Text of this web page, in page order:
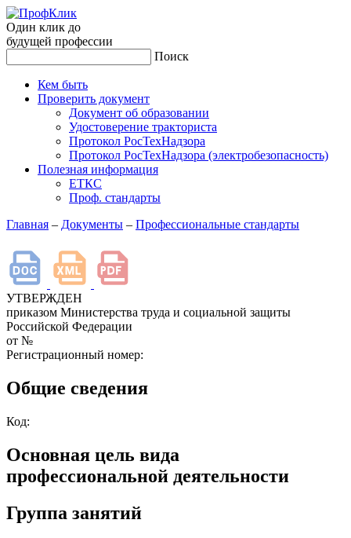
Один клик до
будущей профессии
Поиск
Кем быть
Проверить документ
Документ об образовании
Удостоверение тракториста
Протокол РосТехНадзора
Протокол РосТехНадзора (электробезопасность)
Полезная информация
ЕТКС
Проф. стандарты
Главная – Документы – Профессиональные стандарты
УТВЕРЖДЕН
приказом Министерства труда и социальной защиты
Российской Федерации
от №
Регистрационный номер:
Общие сведения
Код:
Основная цель вида
профессиональной деятельности
Группа занятий